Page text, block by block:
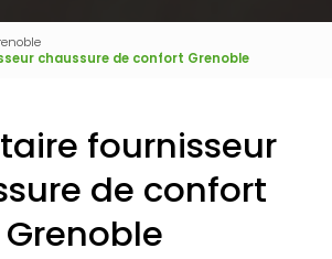
chaussure de confort Grenoble
fournisseur
de confort
Grenoble